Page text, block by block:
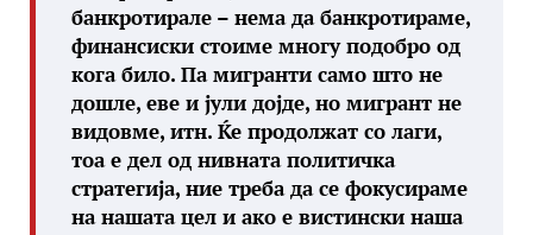
банкротирале – нема да банкротираме,
финансиски стоиме многу подобро од
кога било. Па мигранти само што не
дошле, еве и јули дојде, но мигрант не
видовме, итн. Ќе продолжат со лаги,
тоа е дел од нивната политичка
стратегија, ние треба да се фокусираме
на нашата цел и ако е вистински наша